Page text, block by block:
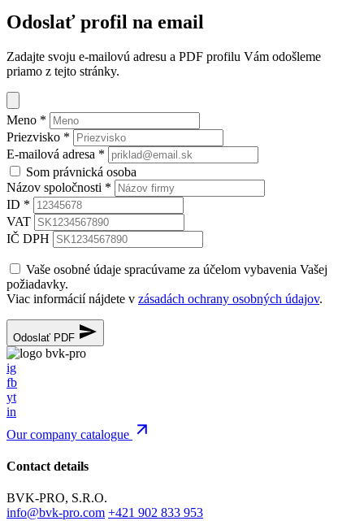
Odoslať profil na email
Zadajte svoju e-mailovú adresu a PDF profilu Vám odošleme
priamo z tejto stránky.
Meno *
Priezvisko *
E-mailová adresa *
Som právnická osoba
Názov spoločnosti *
ID *
VAT
IČ DPH
Vaše osobné údaje spracúvame za účelom vybavenia Vašej
požiadavky.
Viac informácií nájdete v zásadách ochrany osobných údajov.
Odoslať PDF
ig
fb
yt
in
Our company catalogue
Contact details
BVK-PRO, S.R.O.
info@bvk-pro.com +421 902 833 953